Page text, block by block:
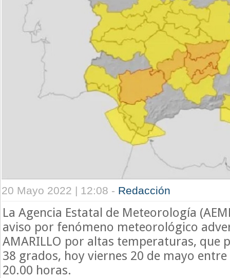
20 Mayo 2022 | 12:08 - Redacción
La Agencia Estatal de Meteorología
aviso por fenómeno meteorológico
AMARILLO por altas temperaturas, que
38 grados, hoy viernes 20 de mayo entre
20.00 horas.